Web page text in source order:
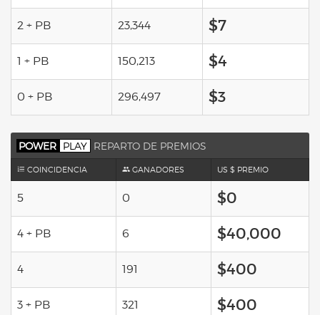
2 + PB 23,344 $7
1 + PB 150,213 $4
0 + PB 296,497 $3
POWER PLAY REPARTO DE PREMIOS
COINCIDENCIA GANADORES US $ PREMIO
5 0 $0
4 + PB 6 $40,000
4 191 $400
3 + PB 321 $400